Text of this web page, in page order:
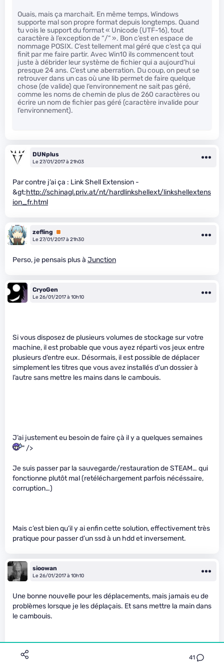
41
Ouais, mais ça marchait. En même temps, Windows
supporte mal son propre format depuis longtemps. Quand
tu vois le support du format « Unicode (UTF-16), tout
caractère à l’exception de “/” ». Bon c’est en espace de
nommage POSIX. C’est tellement mal géré que c’est ça qui
finit par me faire partir. Avec Win10 ils commencent tout
juste à débrider leur système de fichier qui a aujourd’hui
presque 24 ans. C’est une aberration. Du coup, on peut se
retrouver dans un cas où une lib permet de faire quelque
chose (de valide) que l’environnement ne sait pas géré,
comme les noms de chemin de plus de 260 caractères ou
écrire un nom de fichier pas géré (caractère invalide pour
l’environnement).
DUNplus
Le 27/01/2017 à 21h03
Par contre j’ai ça : Link Shell Extension -
&gt;http://schinagl.priv.at/nt/hardlinkshellext/linkshellextens
ion_fr.html
zefling
Premium
Le 27/01/2017 à 21h30
Perso, je pensais plus à Junction
CryoGen
Le 26/01/2017 à 10h10
Si vous disposez de plusieurs volumes de stockage sur votre
machine, il est probable que vous ayez réparti vos jeux entre
plusieurs d’entre eux. Désormais, il est possible de déplacer
simplement les titres que vous avez installés d’un dossier à
l’autre sans mettre les mains dans le cambouis.
J’ai justement eu besoin de faire çà il y a quelques semaines
" />
Je suis passer par la sauvegarde/restauration de STEAM… qui
fonctionne plutôt mal (retéléchargement parfois nécéssaire,
corruption…)
Mais c’est bien qu’il y ai enfin cette solution, effectivement très
pratique pour passer d’un ssd à un hdd et inversement.
sioowan
Le 26/01/2017 à 10h10
Une bonne nouvelle pour les déplacements, mais jamais eu de
problèmes lorsque je les déplaçais. Et sans mettre la main dans
le cambouis.
Mais, c’était avec une goutte de sueur que ça ne fonctionne